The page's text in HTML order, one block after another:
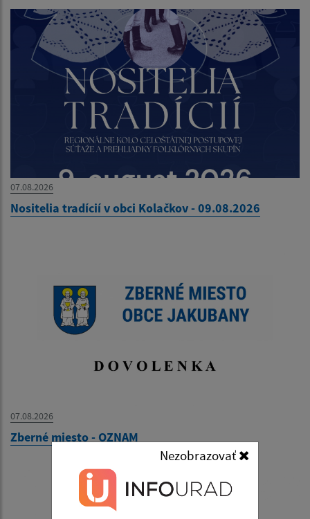
Nezobrazovať
07.08.2026
Nositelia tradícií v obci Kolačkov - 09.08.2026
07.08.2026
Zberné miesto - OZNAM